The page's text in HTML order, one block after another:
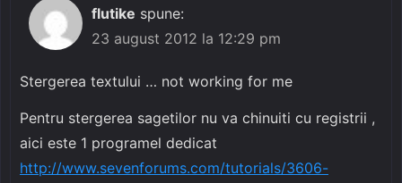
flutike spune:
23 august 2012 la 12:29 pm
Stergerea textului … not working for me
Pentru stergerea sagetilor nu va chinuiti cu registrii ,
aici este 1 programel dedicat
http://www.sevenforums.com/tutorials/3606-